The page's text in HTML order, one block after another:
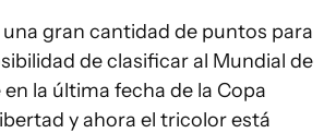
gran cantidad de puntos para
de clasificar al Mundial de
la última fecha de la Copa
y ahora el tricolor está